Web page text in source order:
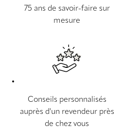
75 ans de savoir-faire sur
mesure
Conseils personnalisés
auprès d'un revendeur près
de chez vous